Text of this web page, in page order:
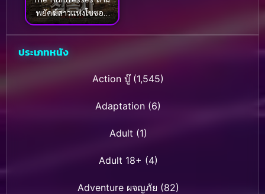
พยัคฆ์สาวแห่งโชซอน
(2014)
ประเภทหนัง
Action บู๊(1,545)
Adaptation (6)
Adult (1)
Adult 18+ (4)
Adventure ผจญภัย (82)